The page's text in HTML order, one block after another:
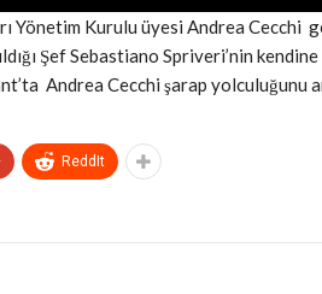
Yönetim Kurulu üyesi Andrea Cecchi
Şef Sebastiano Spriveri’nin
Andrea Cecchi şarap yolculuğunu
ReddIt